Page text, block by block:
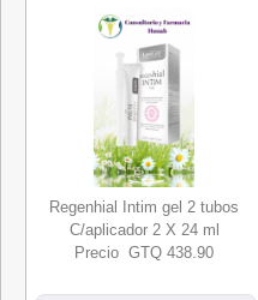
Regenhial Intim gel 2 tubos
C/aplicador 2 X 24 ml
Precio GTQ 438.90